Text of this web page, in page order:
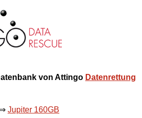
von Attingo Datenrettung
⇒ Jupiter 160GB